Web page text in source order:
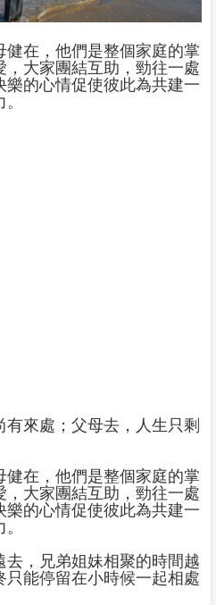
健在，他們是整個家庭的掌
大家團結互助，勁往一處
的心情促使彼此為共建一
來處；父母去，人生只剩
健在，他們是整個家庭的掌
大家團結互助，勁往一處
的心情促使彼此為共建一
，兄弟姐妹相聚的時間越
只能停留在小時候一起相處